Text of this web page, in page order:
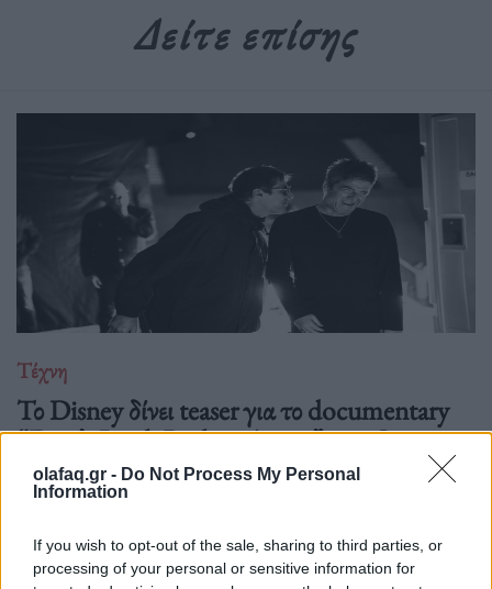
olafaq.gr - Do Not Process My Personal
Information
If you wish to opt-out of the sale, sharing to third parties, or
processing of your personal or sensitive information for
Δείτε επίσης
Τέχνη
Το Disney δίνει teaser για το documentary
“Don’t Look Back in Anger” των Oasis
07.07.26
των Oasis και την sold-out περιοδεία “Oasis Live